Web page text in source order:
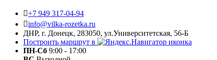
+7 949 317-04-94
info@vilka-rozetka.ru
ДНР, г. Донецк, 283050, ул.Университетская, 56-Б
Построить маршрут в
ПН-Сб 9:00 - 17:00